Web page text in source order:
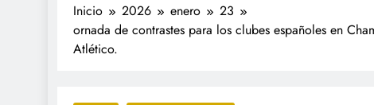
Inicio 2026 enero
23
ornada de contrastes para los clubes españoles en
Atlético.